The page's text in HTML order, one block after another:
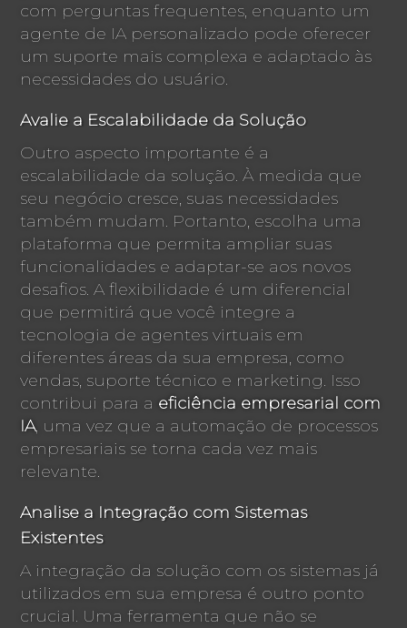
com perguntas frequentes, enquanto um
agente de IA personalizado pode oferecer
um suporte mais complexa e adaptado às
necessidades do usuário.
Avalie a Escalabilidade da Solução
Outro aspecto importante é a
escalabilidade da solução. À medida que
seu negócio cresce, suas necessidades
também mudam. Portanto, escolha uma
plataforma que permita ampliar suas
funcionalidades e adaptar-se aos novos
desafios. A flexibilidade é um diferencial
que permitirá que você integre a
tecnologia de agentes virtuais em
diferentes áreas da sua empresa, como
vendas, suporte técnico e marketing. Isso
contribui para a eficiência empresarial com
IA, uma vez que a automação de processos
empresariais se torna cada vez mais
relevante.
Analise a Integração com Sistemas
Existentes
A integração da solução com os sistemas já
utilizados em sua empresa é outro ponto
crucial. Uma ferramenta que não se